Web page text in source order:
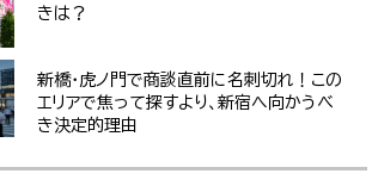
きは？
新橋・虎ノ門で商談直前に名刺切れ！この
エリアで焦って探すより、新宿へ向かうべ
き決定的理由